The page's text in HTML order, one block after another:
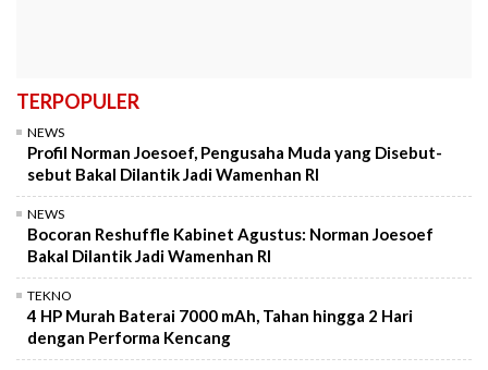
TERPOPULER
NEWS
Profil Norman Joesoef, Pengusaha Muda yang Disebut-
sebut Bakal Dilantik Jadi Wamenhan RI
NEWS
Bocoran Reshuffle Kabinet Agustus: Norman Joesoef
Bakal Dilantik Jadi Wamenhan RI
TEKNO
4 HP Murah Baterai 7000 mAh, Tahan hingga 2 Hari
dengan Performa Kencang